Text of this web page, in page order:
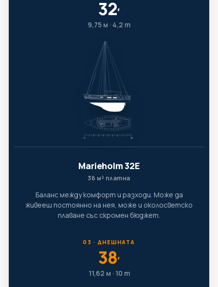
32′
9,75 м · 4,2 т
Marieholm 32E
36 м² платна
Баланс между комфорт и разходи. Може да
живееш постоянно на нея, може и околосветско
плаване със скромен бюджет.
03 · ДНЕШНАТА
38′
11,62 м · 10 т